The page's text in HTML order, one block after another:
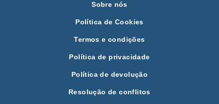
Sobre nós
Política de Cookies
Termos e condições
Política de privacidade
Política de devolução
Resolução de conflitos